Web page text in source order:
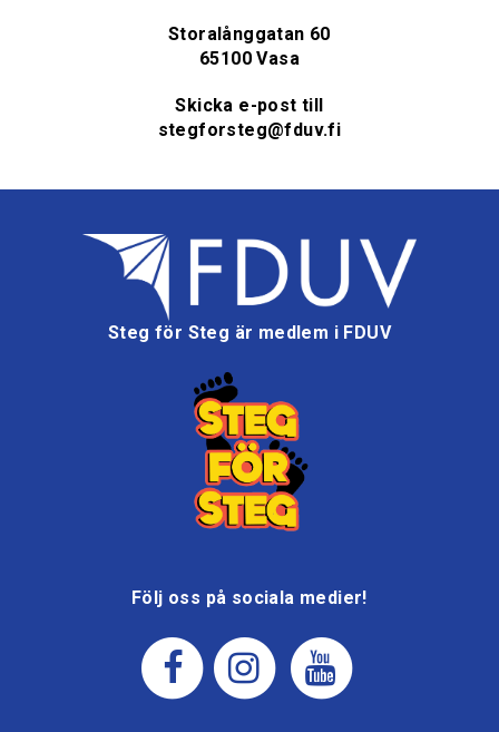
Storalånggatan 60
65100 Vasa
Skicka e-post till
stegforsteg@fduv.fi
Steg för Steg är medlem i FDUV
Följ oss på sociala medier!